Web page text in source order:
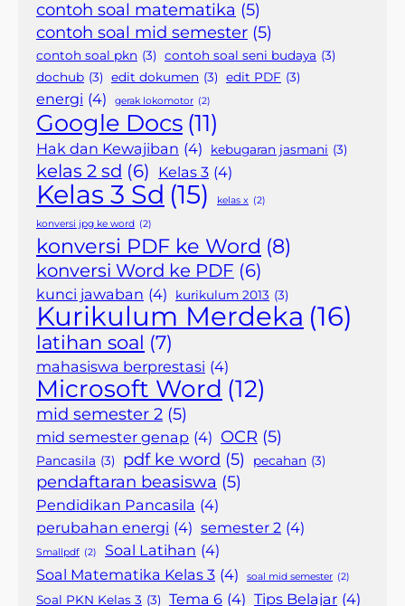
contoh soal matematika (5)
contoh soal mid semester (5)
contoh soal pkn (3) contoh soal seni budaya (3)
dochub (3) edit dokumen (3) edit PDF (3)
energi (4) gerak lokomotor (2)
Google Docs (11)
Hak dan Kewajiban (4) kebugaran jasmani (3)
kelas 2 sd (6) Kelas 3 (4)
Kelas 3 Sd (15) kelas x (2)
konversi jpg ke word (2)
konversi PDF ke Word (8)
konversi Word ke PDF (6)
kunci jawaban (4) kurikulum 2013 (3)
Kurikulum Merdeka (16)
latihan soal (7)
mahasiswa berprestasi (4)
Microsoft Word (12)
mid semester 2 (5)
mid semester genap (4) OCR (5)
Pancasila (3) pdf ke word (5) pecahan (3)
pendaftaran beasiswa (5)
Pendidikan Pancasila (4)
perubahan energi (4) semester 2 (4)
Smallpdf (2) Soal Latihan (4)
Soal Matematika Kelas 3 (4) soal mid semester (2)
Soal PKN Kelas 3 (3) Tema 6 (4) Tips Belajar (4)